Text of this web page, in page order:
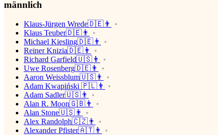
männlich
Klaus-Jürgen Wrede🇩🇪👨
Klaus Teuber🇩🇪👨
Michael Kiesling🇩🇪👨
Reiner Knizia🇩🇪👨
Richard Garfield🇺🇸👨
Uwe Rosenberg🇩🇪👨
Aaron Weissblum🇺🇸👨
Adam Kwapiński 🇵🇱👨
Adam Sadler🇺🇸👨
Alan R. Moon🇬🇧👨
Alan Stone🇺🇸👨
Alex Randolph🇨🇿👨
Alexander Pfister🇦🇹👨